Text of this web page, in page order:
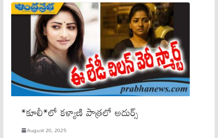
*కూలీ*లో క‌ళ్యాణి పాత్ర‌లో అదుర్స్‌
August 20, 2025